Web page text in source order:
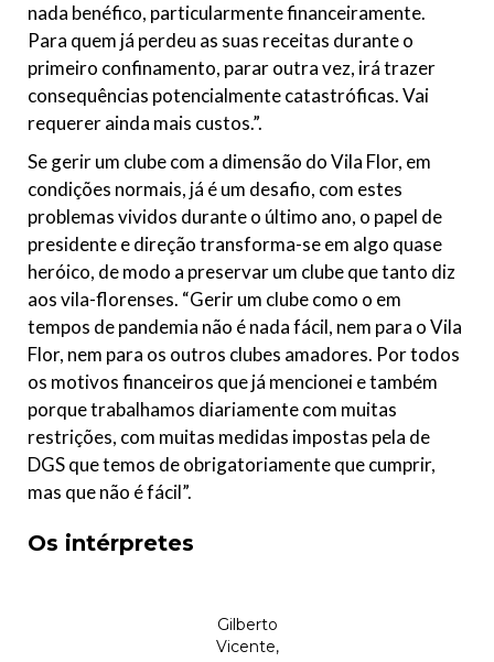
nada benéfico, particularmente financeiramente.
Para quem já perdeu as suas receitas durante o
primeiro confinamento, parar outra vez, irá trazer
consequências potencialmente catastróficas. Vai
requerer ainda mais custos.”.
Se gerir um clube com a dimensão do Vila Flor, em
condições normais, já é um desafio, com estes
problemas vividos durante o último ano, o papel de
presidente e direção transforma-se em algo quase
heróico, de modo a preservar um clube que tanto diz
aos vila-florenses. “Gerir um clube como o em
tempos de pandemia não é nada fácil, nem para o Vila
Flor, nem para os outros clubes amadores. Por todos
os motivos financeiros que já mencionei e também
porque trabalhamos diariamente com muitas
restrições, com muitas medidas impostas pela de
DGS que temos de obrigatoriamente que cumprir,
mas que não é fácil”.
Os intérpretes
Gilberto
Vicente,